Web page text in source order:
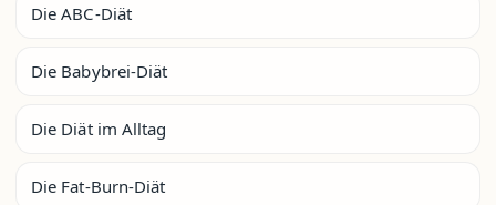
Die ABC-Diät
Die Babybrei-Diät
Die Diät im Alltag
Die Fat-Burn-Diät